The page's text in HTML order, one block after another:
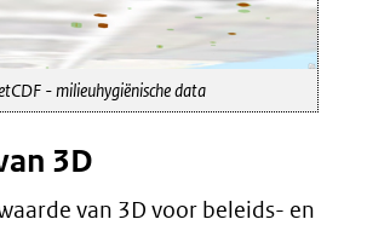
- milieuhygiënische data
3D
van 3D voor beleids- en